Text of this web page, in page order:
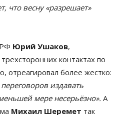
что весну «разрешает»
Юрий Ушаков,
контактах по
отреагировал более жестко:
издавать
мере несерьёзно». А
Михаил Шеремет так